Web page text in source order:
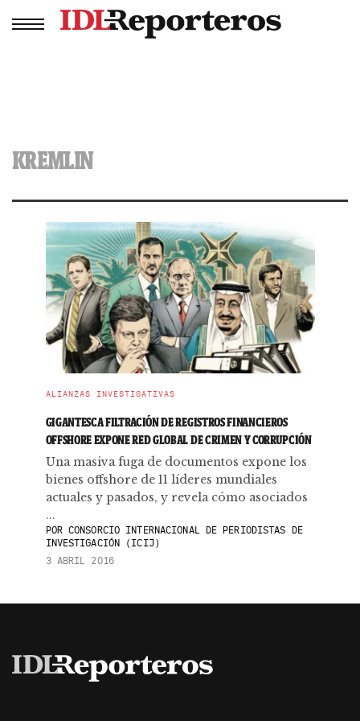
KREMLIN
ALIANZAS INVESTIGATIVAS
GIGANTESCA FILTRACIÓN DE REGISTROS FINANCIEROS
OFFSHORE EXPONE RED GLOBAL DE CRIMEN Y CORRUPCIÓN
Una masiva fuga de documentos expone los
bienes offshore de 11 líderes mundiales
actuales y pasados, y revela cómo asociados
...
PORCONSORCIO INTERNACIONAL DE PERIODISTAS DE
INVESTIGACIÓN (ICIJ)
3 ABRIL 2016